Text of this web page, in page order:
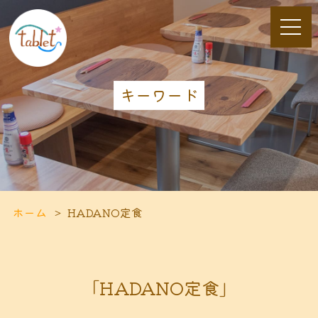
キーワード
ホーム HADANO定食
「HADANO定食」